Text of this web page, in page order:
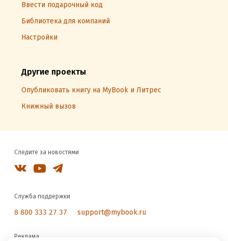
Ввести подарочный код
Библиотека для компаний
Настройки
Другие проекты
Опубликовать книгу на MyBook и Литрес
Книжный вызов
Следите за новостями
Служба поддержки
8 800 333 27 37 support@mybook.ru
Реклама